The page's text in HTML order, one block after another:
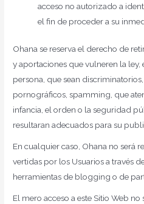
acceso no autorizado a
el fin de proceder a su
Ohana se reserva el derecho de
y aportaciones que vulneren la
persona, que sean
pornográficos, spamming, que
infancia, el orden o la seguridad
resultaran adecuados para su
En cualquier caso, Ohana no será
vertidas por los Usuarios a través
herramientas de blogging o de
El mero acceso a este Sitio Web